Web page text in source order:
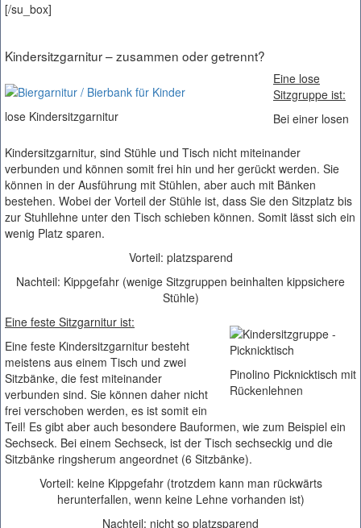
[/su_box]
Kindersitzgarnitur – zusammen oder getrennt?
lose Kindersitzgarnitur
Eine lose
Sitzgruppe ist:
Bei einer losen
Kindersitzgarnitur, sind Stühle und Tisch nicht miteinander
verbunden und können somit frei hin und her gerückt werden. Sie
können in der Ausführung mit Stühlen, aber auch mit Bänken
bestehen. Wobei der Vorteil der Stühle ist, dass Sie den Sitzplatz bis
zur Stuhllehne unter den Tisch schieben können. Somit lässt sich ein
wenig Platz sparen.
Vorteil: platzsparend
Nachteil: Kippgefahr (wenige Sitzgruppen beinhalten kippsichere
Stühle)
Pinolino Picknicktisch mit
Rückenlehnen
Eine feste Sitzgarnitur ist:
Eine feste Kindersitzgarnitur besteht
meistens aus einem Tisch und zwei
Sitzbänke, die fest miteinander
verbunden sind. Sie können daher nicht
frei verschoben werden, es ist somit ein
Teil! Es gibt aber auch besondere Bauformen, wie zum Beispiel ein
Sechseck. Bei einem Sechseck, ist der Tisch sechseckig und die
Sitzbänke ringsherum angeordnet (6 Sitzbänke).
Vorteil: keine Kippgefahr (trotzdem kann man rückwärts
herunterfallen, wenn keine Lehne vorhanden ist)
Nachteil: nicht so platzsparend